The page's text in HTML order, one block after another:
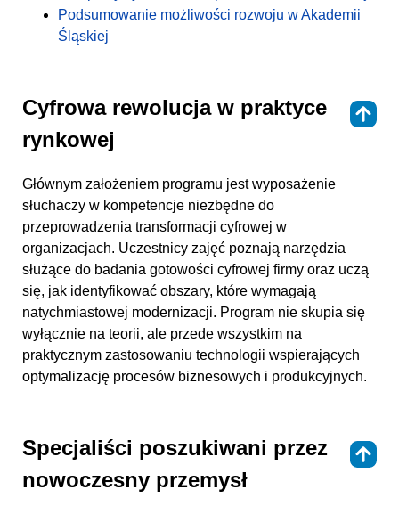
Podsumowanie możliwości rozwoju w Akademii
Śląskiej
Cyfrowa rewolucja w praktyce
rynkowej
Głównym założeniem programu jest wyposażenie
słuchaczy w kompetencje niezbędne do
przeprowadzenia transformacji cyfrowej w
organizacjach. Uczestnicy zajęć poznają narzędzia
służące do badania gotowości cyfrowej firmy oraz uczą
się, jak identyfikować obszary, które wymagają
natychmiastowej modernizacji. Program nie skupia się
wyłącznie na teorii, ale przede wszystkim na
praktycznym zastosowaniu technologii wspierających
optymalizację procesów biznesowych i produkcyjnych.
Specjaliści poszukiwani przez
nowoczesny przemysł